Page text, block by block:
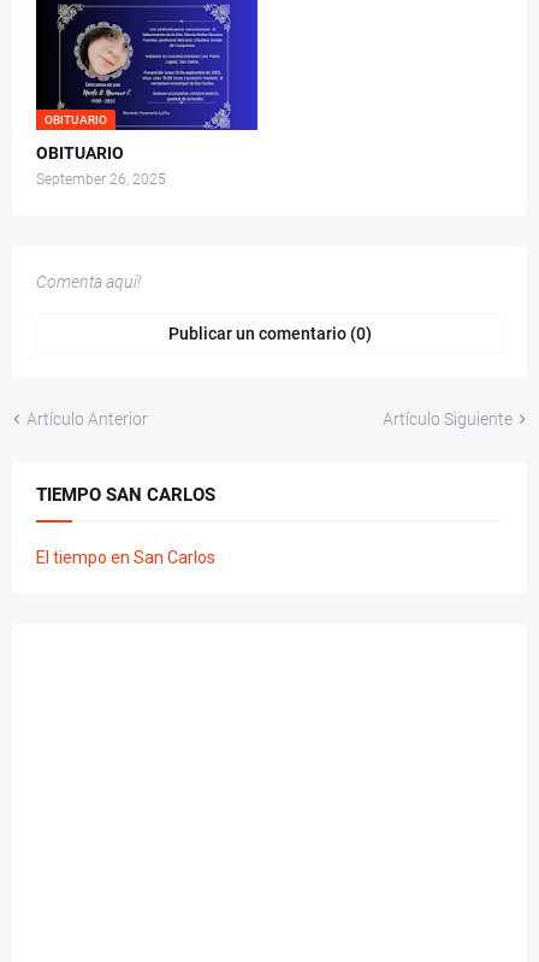
OBITUARIO
OBITUARIO
September 26, 2025
Comenta aquí!
Publicar un comentario (0)
Artículo Anterior Artículo Siguiente
TIEMPO SAN CARLOS
El tiempo en San Carlos